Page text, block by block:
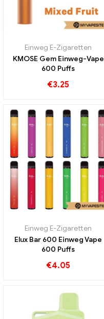
Einweg E-Zigaretten
KMOSE Gem Einweg-Vape
600 Puffs
€3.25
Einweg E-Zigaretten
Elux Bar 600 Einweg Vape
600 Puffs
€4.05